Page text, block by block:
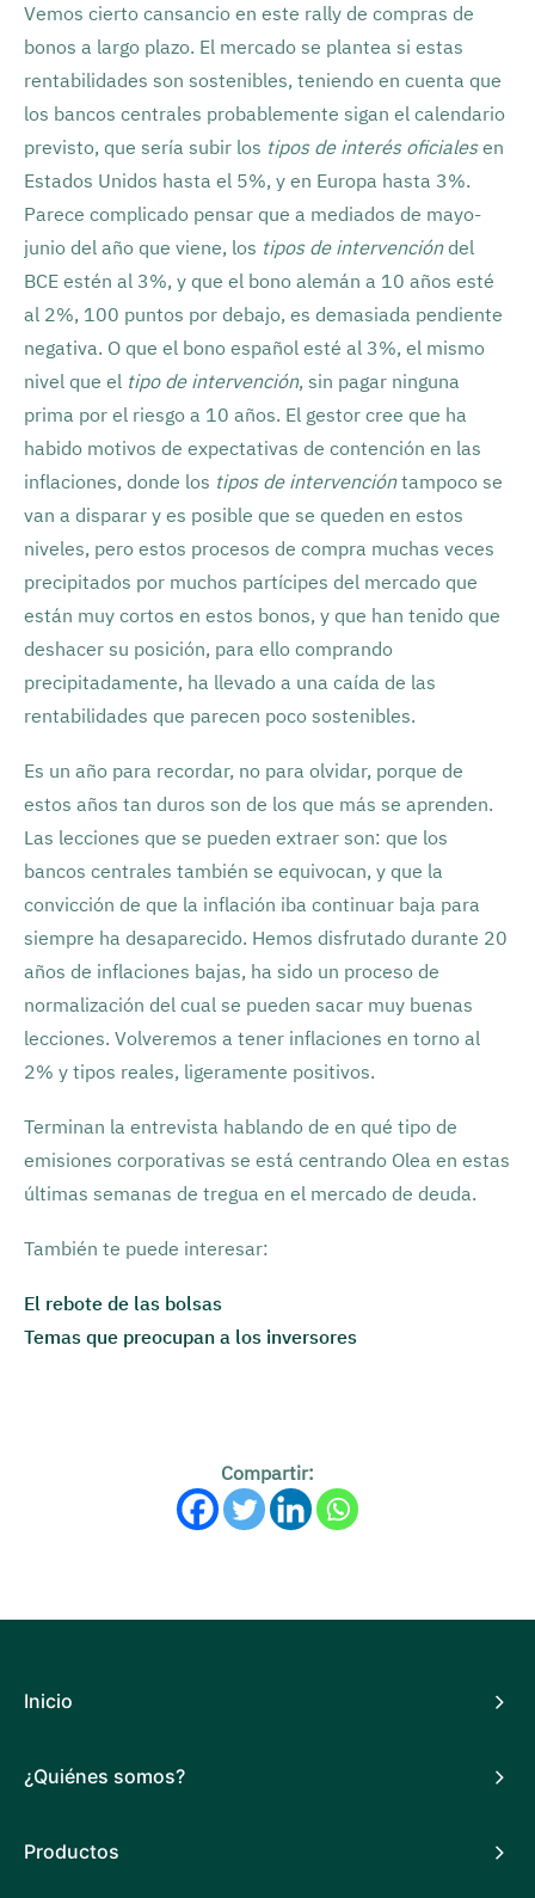
Vemos cierto cansancio en este rally de compras de
bonos a largo plazo. El mercado se plantea si estas
rentabilidades son sostenibles, teniendo en cuenta que
los bancos centrales probablemente sigan el calendario
previsto, que sería subir los tipos de interés oficialesen
Estados Unidos hasta el 5%, y en Europa hasta 3%.
Parece complicado pensar que a mediados de mayo-
junio del año que viene, los tipos de intervencióndel
BCE estén al 3%, y que el bono alemán a 10 años esté
al 2%, 100 puntos por debajo, es demasiada pendiente
negativa. O que el bono español esté al 3%, el mismo
nivel que el tipo de intervención, sin pagar ninguna
prima por el riesgo a 10 años. El gestor cree que ha
habido motivos de expectativas de contención en las
inflaciones, donde los tipos de intervencióntampoco se
van a disparar y es posible que se queden en estos
niveles, pero estos procesos de compra muchas veces
precipitados por muchos partícipes del mercado que
están muy cortos en estos bonos, y que han tenido que
deshacer su posición, para ello comprando
precipitadamente, ha llevado a una caída de las
rentabilidades que parecen poco sostenibles.
Es un año para recordar, no para olvidar, porque de
estos años tan duros son de los que más se aprenden.
Las lecciones que se pueden extraer son: que los
bancos centrales también se equivocan, y que la
convicción de que la inflación iba continuar baja para
siempre ha desaparecido. Hemos disfrutado durante 20
años de inflaciones bajas, ha sido un proceso de
normalización del cual se pueden sacar muy buenas
lecciones. Volveremos a tener inflaciones en torno al
2% y tipos reales, ligeramente positivos.
Terminan la entrevista hablando de en qué tipo de
emisiones corporativas se está centrando Olea en estas
últimas semanas de tregua en el mercado de deuda.
También te puede interesar:
El rebote de las bolsas
Temas que preocupan a los inversores
Compartir:
Inicio
¿Quiénes somos?
Productos